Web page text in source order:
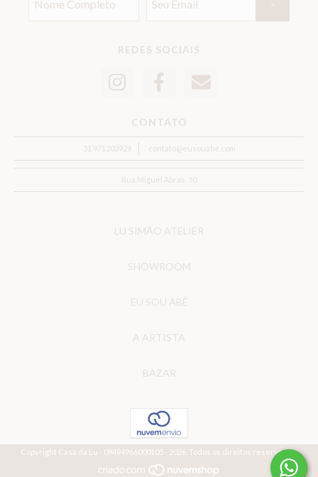
REDES SOCIAIS
CONTATO
31 971203929 contato@eusouabe.com
Rua Miguel Abras, 50
LU SIMÃO ATELIER
SHOWROOM
EU SOU ABÊ
A ARTISTA
BAZAR
Copyright Casa da Lu - 09494966000105 - 2026. Todos os direitos reservados.